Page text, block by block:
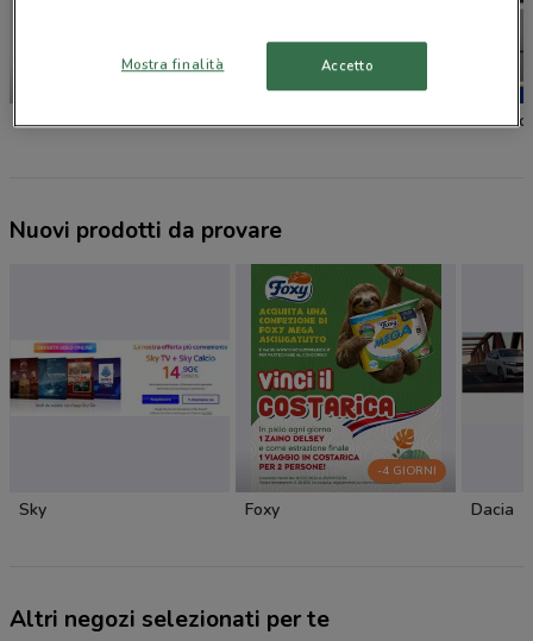
Unieuro Euronics
Nuovi prodotti da provare
Sky
-4 GIORNI
Foxy Dacia
Altri negozi selezionati per te
Mostra finalità Accetto